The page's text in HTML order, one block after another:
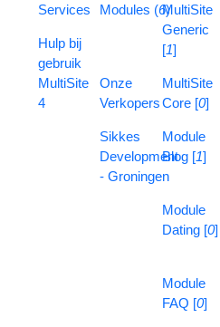
Services
Hulp bij
gebruik
MultiSite
4
Modules (6)
Onze
Verkopers
Sikkes
Development
- Groningen
MultiSite
Generic
[1]
MultiSite
Core [0]
Module
Blog [1]
Module
Dating [0]
Module
FAQ [0]